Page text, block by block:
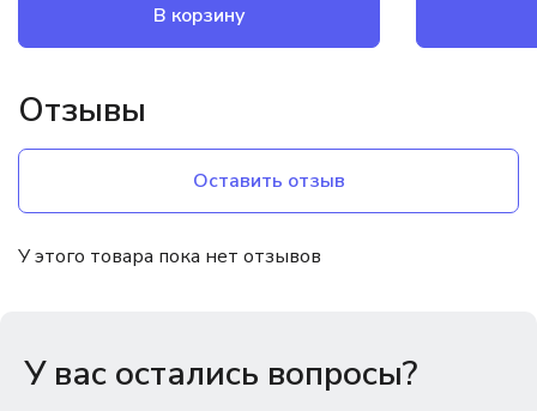
В корзину
Отзывы
Оставить отзыв
У этого товара пока нет отзывов
У вас остались вопросы?